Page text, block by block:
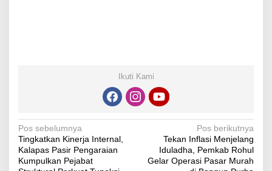
Ikuti Kami
Navigasi
pos
Pos sebelumnya
Tingkatkan Kinerja Internal,
Kalapas Pasir Pengaraian
Kumpulkan Pejabat
Pos berikutnya
Tekan Inflasi Menjelang
Iduladha, Pemkab Rohul
Gelar Operasi Pasar Murah